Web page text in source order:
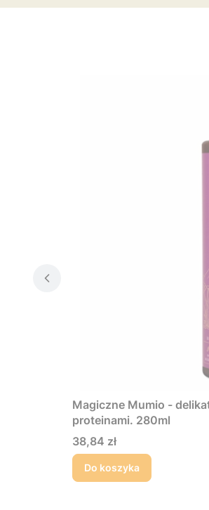
Magiczne Mumio -
proteinami. 280ml
Cena
38,84 zł
Do koszyka